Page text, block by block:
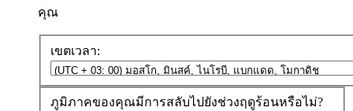
คุณ
เขตเวลา:
ภูมิภาคของคุณมีการสลับไปยังช่วงฤดูร้อนหรือไม่?